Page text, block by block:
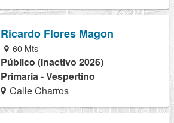
Ricardo Flores Magon
60 Mts
Público (Inactivo 2026)
Primaria - Vespertino
Calle Charros